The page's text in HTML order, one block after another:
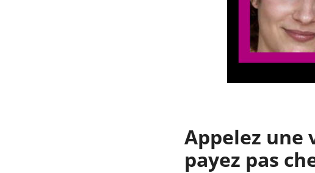
Appelez une
payez pas